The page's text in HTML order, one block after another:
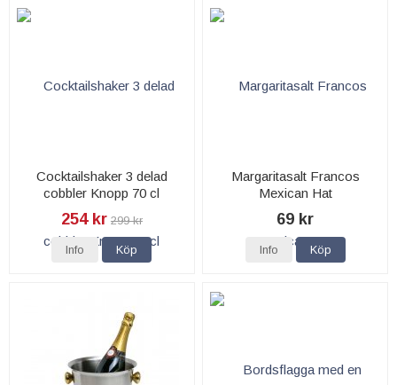
Cocktailshaker 3 delad
cobbler Knopp 70 cl
254 kr 299 kr
Info Köp
Margaritasalt Francos
Mexican Hat
69 kr
Info Köp